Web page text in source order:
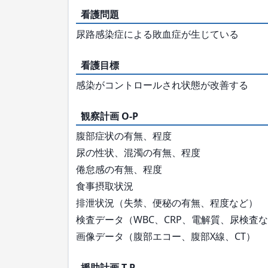
看護問題
尿路感染症による敗血症が生じている
看護目標
感染がコントロールされ状態が改善する
観察計画 O-P
腹部症状の有無、程度
尿の性状、混濁の有無、程度
倦怠感の有無、程度
食事摂取状況
排泄状況（失禁、便秘の有無、程度など）
検査データ（WBC、CRP、電解質、尿検査
画像データ（腹部エコー、腹部X線、CT）